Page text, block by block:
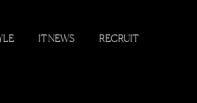
IT NEWS RECRUIT